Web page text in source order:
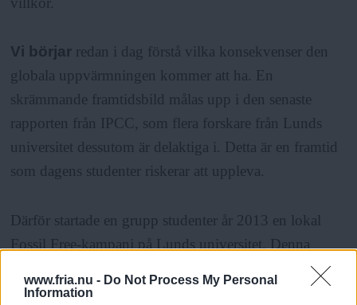
www.fria.nu - Do Not Process My Personal
Information
Vi börjar redan i dag förstå vilka konsekvenser den
globala uppvärmningen kommer att ha. En
skrämmande framtidsbild målas upp i den senaste
rapporten från IPCC, som flera forskare från Lunds
universitet dessutom är delaktiga i. Detta är en framtid
som dagens studenter riskerar att uppleva.
Därför startade en grupp studenter år 2013 en lokal
Fossil Free-kampanj på Lunds universitet. Denna
kampanj vill att universitetets donationsfonder inte ska
innehålla investeringar i kol-, olje-, och gasbolag.